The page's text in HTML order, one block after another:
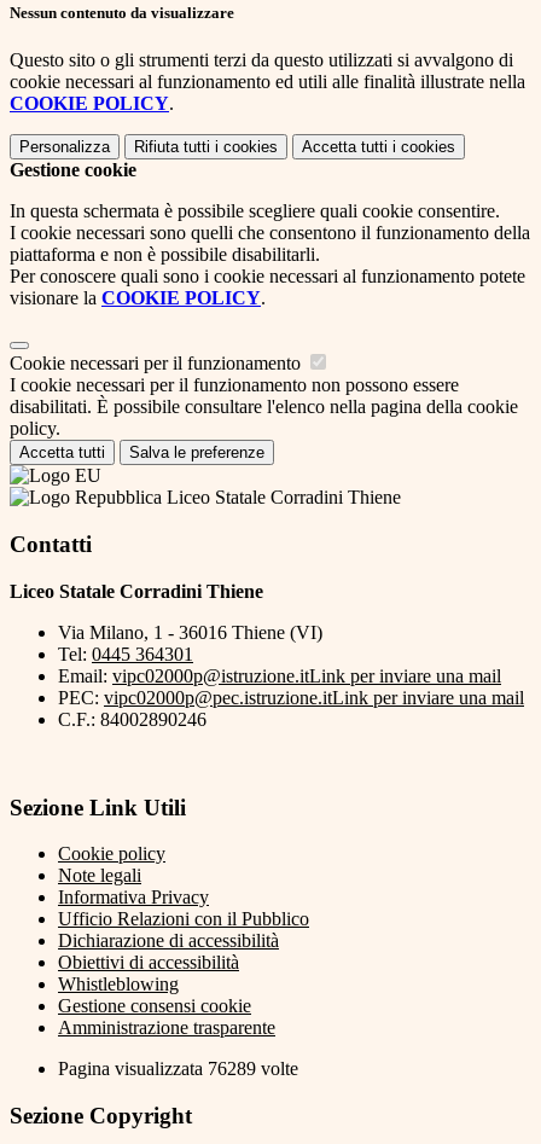
Nessun contenuto da visualizzare
Questo sito o gli strumenti terzi da questo utilizzati si avvalgono di
cookie necessari al funzionamento ed utili alle finalità illustrate nella
COOKIE POLICY.
Personalizza Rifiuta tutti i cookies Accetta tutti i cookies
Gestione cookie
In questa schermata è possibile scegliere quali cookie consentire.
I cookie necessari sono quelli che consentono il funzionamento della
piattaforma e non è possibile disabilitarli.
Per conoscere quali sono i cookie necessari al funzionamento potete
visionare la COOKIE POLICY.
Cookie necessari per il funzionamento
I cookie necessari per il funzionamento non possono essere
disabilitati. È possibile consultare l'elenco nella pagina della cookie
policy.
Accetta tutti Salva le preferenze
Liceo Statale Corradini Thiene
Contatti
Liceo Statale Corradini Thiene
Via Milano, 1 - 36016 Thiene (VI)
Tel: 0445 364301
Email: vipc02000p@istruzione.itLink per inviare una mail
PEC: vipc02000p@pec.istruzione.itLink per inviare una mail
C.F.: 84002890246
Sezione Link Utili
Cookie policy
Note legali
Informativa Privacy
Ufficio Relazioni con il Pubblico
Dichiarazione di accessibilità
Obiettivi di accessibilità
Whistleblowing
Gestione consensi cookie
Amministrazione trasparente
Pagina visualizzata 76289 volte
Sezione Copyright